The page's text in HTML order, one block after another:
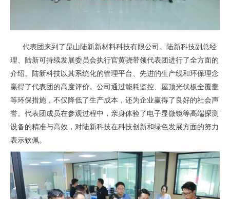
代表团来到了昆山陆新新材料科技有限公司。陆新科技副总经
理、陆新可持续发展委员会执行官黄骁带领代表团进行了全方面的
介绍。陆新科技以其系统化的管理平台、先进的生产线和环保理念
赢得了代表团的高度评价。公司通过能耗监控、屋顶光伏板全覆盖
等环保措施，不仅降低了生产成本，还为企业赢得了良好的社会声
誉。代表团成员在参观过程中，亲身体验了电子显微镜等高端探测
设备的精准与高效，对陆新科技在科技创新和绿色发展方面的努力
表示钦佩。